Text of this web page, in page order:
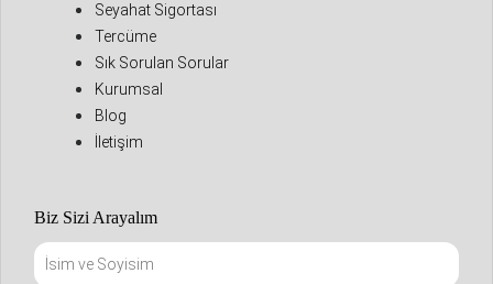
Seyahat Sigortası
Tercüme
Sık Sorulan Sorular
Kurumsal
Blog
İletişim
Biz Sizi Arayalım